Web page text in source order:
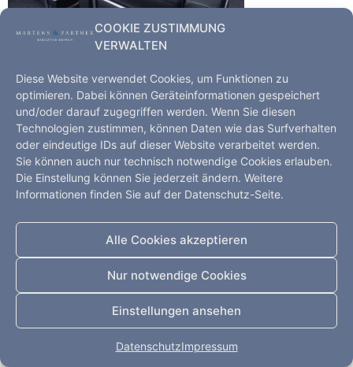
COOKIE ZUSTIMMUNG
VERWALTEN
Diese Website verwendet Cookies, um Funktionen zu
optimieren. Dabei können Geräteinformationen gespeichert
und/oder darauf zugegriffen werden. Wenn Sie diesen
Technologien zustimmen, können Daten wie das Surfverhalten
oder eindeutige IDs auf dieser Website verarbeitet werden.
Sie können auch nur technisch notwendige Cookies erlauben.
Die Einstellung können Sie jederzeit ändern. Weitere
Informationen finden Sie auf der Datenschutz-Seite.
Alle Cookies akzeptieren
Nur notwendige Cookies
Einstellungen ansehen
DatenschutzImpressum
Executive Search – Hamburg, Kopenhagen, Shanghai,
Düsseldorf
Startseite
Leistungen
Kompetenz
Alle Rechte vorbehalten